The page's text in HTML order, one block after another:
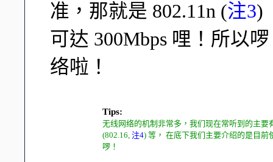
准，那就是 802.11n (注3)
可达 300Mbps 哩！所以
络啦！
Tips:
无线网络的机制非常多，我们现在常听到的主要
(802.16, 注4) 等， 在底下我们主要介绍的是目
啰！